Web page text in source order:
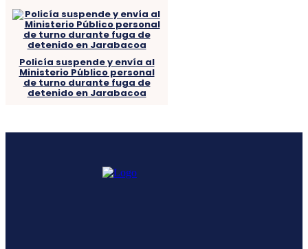
Policía suspende y envía al
Ministerio Público personal
de turno durante fuga de
detenido en Jarabacoa